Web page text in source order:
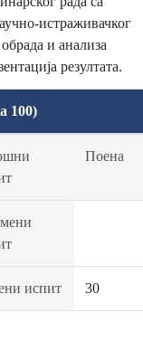
истраживачког
и анализа
резултата.
100)
Поена
испит 30